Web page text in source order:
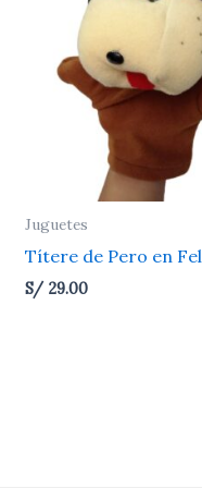
Juguetes
Títere de Pero en
S/29.00